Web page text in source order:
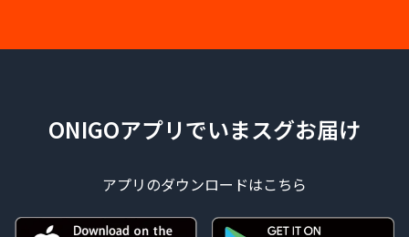
ONIGOアプリでいまスグお届け
アプリのダウンロードはこちら